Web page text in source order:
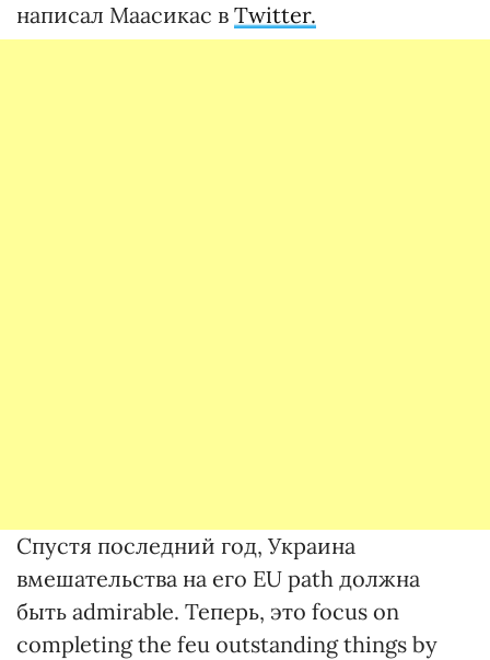
написал Маасикас в Twitter.
Спустя последний год, Украина
вмешательства на его EU path должна
быть admirable. Теперь, это focus on
completing the feu outstanding things by